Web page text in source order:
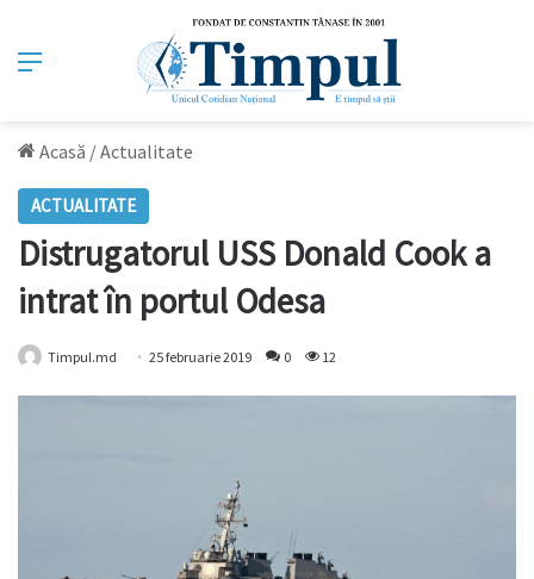
Meniu
Acasă /Actualitate
ACTUALITATE
Distrugatorul USS Donald Cook a
intrat în portul Odesa
Timpul.md 25 februarie 2019 0 12